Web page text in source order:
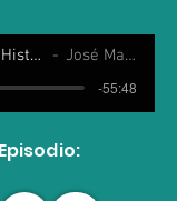
Nuestra Historia 10 Junio 2026 José Manuel Villalpando
-55:48